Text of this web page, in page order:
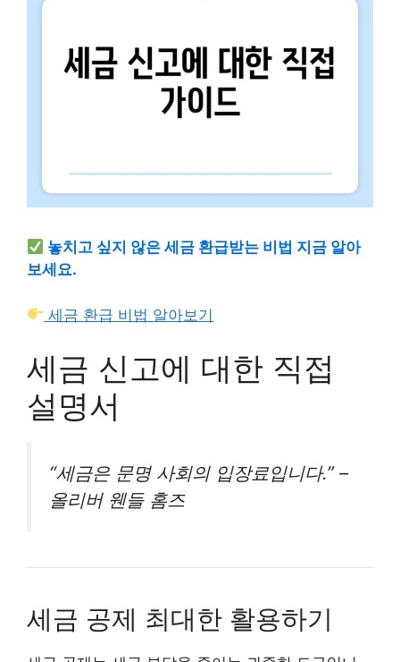
놓치고 싶지 않은 세금 환급받는 비법 지금 알아
보세요.
세금 환급 비법 알아보기
세금 신고에 대한 직접
설명서
“세금은 문명 사회의 입장료입니다.” –
올리버 웬들 홈즈
세금 공제 최대한 활용하기